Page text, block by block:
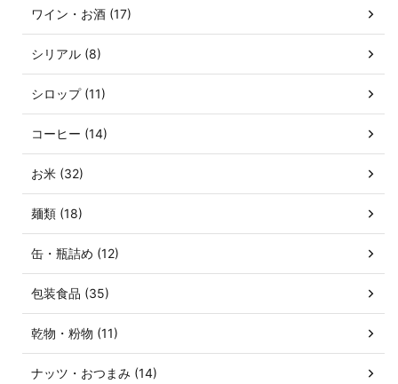
ワイン・お酒 (17)
シリアル (8)
シロップ (11)
コーヒー (14)
お米 (32)
麺類 (18)
缶・瓶詰め (12)
包装食品 (35)
乾物・粉物 (11)
ナッツ・おつまみ (14)